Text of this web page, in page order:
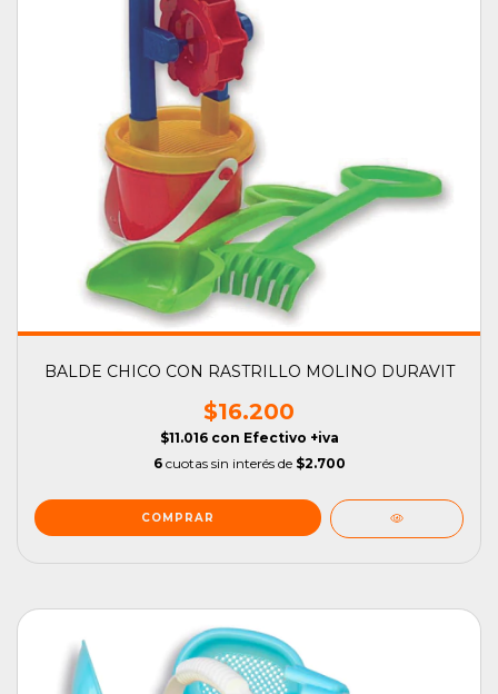
BALDE CHICO CON RASTRILLO MOLINO DURAVIT
$16.200
$11.016 con Efectivo +iva
6 cuotas sin interés de $2.700